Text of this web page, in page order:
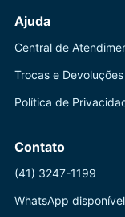
Ajuda
Central de
Trocas e Devoluções
Política de
Contato
(41) 3247-1199
WhatsApp disponível